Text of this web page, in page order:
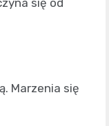
Marzenia się